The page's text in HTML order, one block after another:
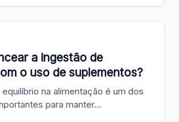
a ingestão de
o uso de suplementos?
na alimentação é um dos
para manter...